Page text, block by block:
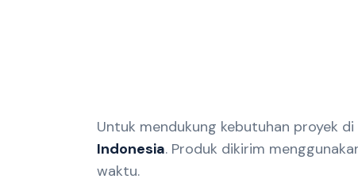
Untuk mendukung kebutuhan proyek
Indonesia. Produk dikirim
waktu.